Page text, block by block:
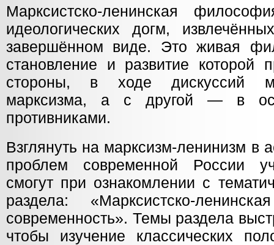
Марксистско-ленинская
идеологических догм,
завершённом виде. Это живая
становление и развитие которой
стороны, в ходе дискуссий
марксизма, а с другой — в
противниками.
Взглянуть на марксизм-ленинизм в
проблем современной России
смогут при ознакомлении с
раздела: «Марксистско-
современность». Темы раздела
чтобы изучение классических